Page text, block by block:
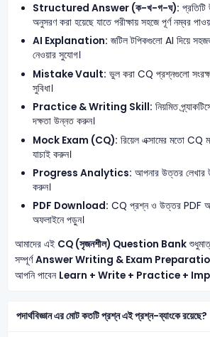
Structured Answer (ক-খ-গ-ঘ):
অনুসরণ করা হয়েছে যাতে পরীক্ষায় সহজে পূর্ণ নম্বর
AI Explanation: জটিল টপিকগুলো AI দিয়ে
নেওয়ার সুযোগ।
Mistake Vault: ভুল করা CQ প্রশ্নগুলো
সুবিধা।
Practice & Writing Skill: নিয়মিত
দক্ষতা উন্নত করুন।
Mock Exam (CQ): রিয়েল এক্সামের মতো CQ
যাচাই করুন।
Progress Analytics: আপনার উত্তর লেখার
করুন।
PDF Download: CQ প্রশ্ন ও উত্তর PDF
অফলাইনে পড়ুন।
আমাদের এই CQ (সৃজনশীল) Question Bank
সম্পূর্ণAnswer Writing & Exam
আপনি পাবেন Learn + Write + Practice +
পদার্থবিজ্ঞান এর মোট কতটি প্রশ্ন এই প্রশ্ন-ব্যাংকে রয়েছে?